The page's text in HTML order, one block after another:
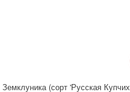
Земклуника (сорт 'Русская